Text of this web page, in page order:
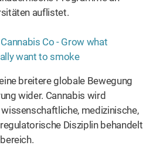
auflistet.
breitere globale Bewegung
wider. Cannabis wird
medizinische,
Disziplin behandelt